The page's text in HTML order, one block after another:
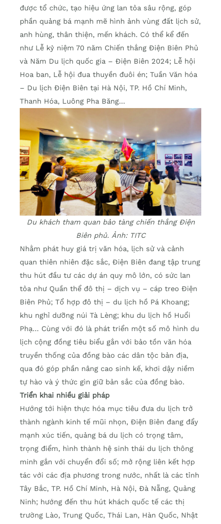
được tổ chức, tạo hiệu ứng lan tỏa sâu rộng, góp
phần quảng bá mạnh mẽ hình ảnh vùng đất lịch sử,
anh hùng, thân thiện, mến khách. Có thể kể đến
như Lễ kỷ niệm 70 năm Chiến thắng Điện Biên Phủ
và Năm Du lịch quốc gia – Điện Biên 2024; Lễ hội
Hoa ban, Lễ hội đua thuyền đuôi én; Tuần Văn hóa
– Du lịch Điện Biên tại Hà Nội, TP. Hồ Chí Minh,
Thanh Hóa, Luông Pha Băng…
Du khách tham quan bảo tàng chiến thắng Điện
Biên phủ. Ảnh: TITC
Nhằm phát huy giá trị văn hóa, lịch sử và cảnh
quan thiên nhiên đặc sắc, Điện Biên đang tập trung
thu hút đầu tư các dự án quy mô lớn, có sức lan
tỏa như Quần thể đô thị – dịch vụ – cáp treo Điện
Biên Phủ; Tổ hợp đô thị – du lịch hồ Pá Khoang;
khu nghỉ dưỡng núi Tà Lèng; khu du lịch hồ Huổi
Phạ… Cùng với đó là phát triển một số mô hình du
lịch cộng đồng tiêu biểu gắn với bảo tồn văn hóa
truyền thống của đồng bào các dân tộc bản địa,
qua đó góp phần nâng cao sinh kế, khơi dậy niềm
tự hào và ý thức gìn giữ bản sắc của đồng bào.
Triển khai nhiều giải pháp
Hướng tới hiện thực hóa mục tiêu đưa du lịch trở
thành ngành kinh tế mũi nhọn, Điện Biên đang đẩy
mạnh xúc tiến, quảng bá du lịch có trọng tâm,
trọng điểm, hình thành hệ sinh thái du lịch thông
minh gắn với chuyển đổi số; mở rộng liên kết hợp
tác với các địa phương trong nước, nhất là các tỉnh
Tây Bắc, TP. Hồ Chí Minh, Hà Nội, Đà Nẵng, Quảng
Ninh; hướng đến thu hút khách quốc tế các thị
trường Lào, Trung Quốc, Thái Lan, Hàn Quốc, Nhật